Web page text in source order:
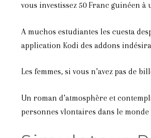
vous investissez 50 Franc guinéen
A muchos estudiantes les cuesta
application Kodi des addons
Les femmes, si vous n’avez pas de
Un roman d’atmosphère et
personnes vlontaires dans le